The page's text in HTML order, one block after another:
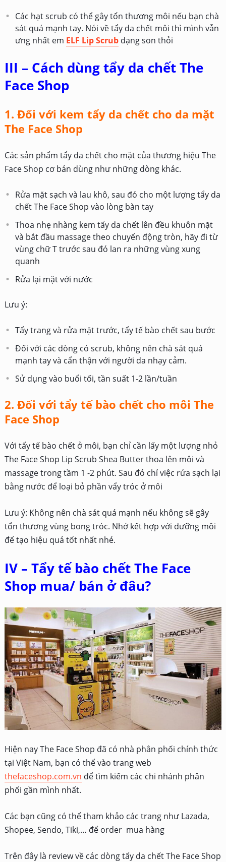
Các hạt scrub có thể gây tổn thương môi nếu bạn chà
sát quá mạnh tay. Nói về tẩy da chết môi thì mình vẫn
ưng nhất em ELF Lip Scrubdạng son thỏi
III – Cách dùng tẩy da chết The
Face Shop
1. Đối với kem tẩy da chết cho da mặt
The Face Shop
Các sản phẩm tẩy da chết cho mặt của thương hiệu The
Face Shop cơ bản dùng như những dòng khác.
Rửa mặt sạch và lau khô, sau đó cho một lượng tẩy da
chết The Face Shop vào lòng bàn tay
Thoa nhẹ nhàng kem tẩy da chết lên đều khuôn mặt
và bắt đầu massage theo chuyển động tròn, hãy đi từ
vùng chữ T trước sau đó lan ra những vùng xung
quanh
Rửa lại mặt với nước
Lưu ý:
Tẩy trang và rửa mặt trước, tẩy tế bào chết sau bước
Đối với các dòng có scrub, không nên chà sát quá
mạnh tay và cẩn thận với người da nhạy cảm.
Sử dụng vào buổi tối, tần suất 1-2 lần/tuần
2. Đối với tẩy tế bào chết cho môi The
Face Shop
Với tẩy tế bào chết ở môi, bạn chỉ cần lấy một lượng nhỏ
The Face Shop Lip Scrub Shea Butter thoa lên môi và
massage trong tầm 1 -2 phút. Sau đó chỉ việc rửa sạch lại
bằng nước để loại bỏ phần vẩy tróc ở môi
Lưu ý: Không nên chà sát quá mạnh nếu không sẽ gây
tổn thương vùng bong tróc. Nhớ kết hợp với dưỡng môi
để tạo hiệu quả tốt nhất nhé.
IV – Tẩy tế bào chết The Face
Shop mua/ bán ở đâu?
Hiện nay The Face Shop đã có nhà phân phối chính thức
tại Việt Nam, bạn có thể vào trang web
thefaceshop.com.vn để tìm kiếm các chi nhánh phân
phối gần mình nhất.
Các bạn cũng có thể tham khảo các trang như Lazada,
Shopee, Sendo, Tiki,… để order mua hàng
Trên đây là review về các dòng tẩy da chết The Face Shop